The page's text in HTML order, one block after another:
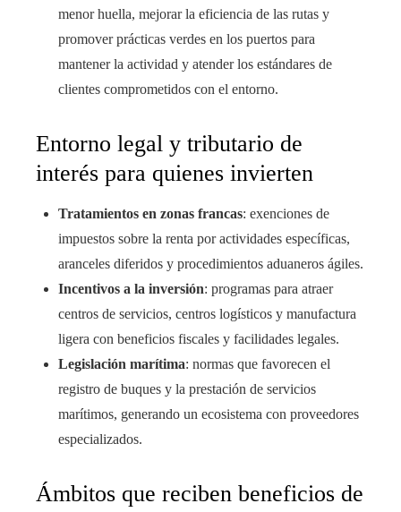
menor huella, mejorar la eficiencia de las rutas y
promover prácticas verdes en los puertos para
mantener la actividad y atender los estándares de
clientes comprometidos con el entorno.
Entorno legal y tributario de
interés para quienes invierten
Tratamientos en zonas francas: exenciones de
impuestos sobre la renta por actividades específicas,
aranceles diferidos y procedimientos aduaneros ágiles.
Incentivos a la inversión: programas para atraer
centros de servicios, centros logísticos y manufactura
ligera con beneficios fiscales y facilidades legales.
Legislación marítima: normas que favorecen el
registro de buques y la prestación de servicios
marítimos, generando un ecosistema con proveedores
especializados.
Ámbitos que reciben beneficios de